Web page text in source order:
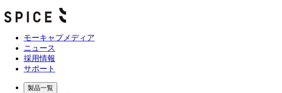
モーキャプメディア
ニュース
採用情報
サポート
製品一覧